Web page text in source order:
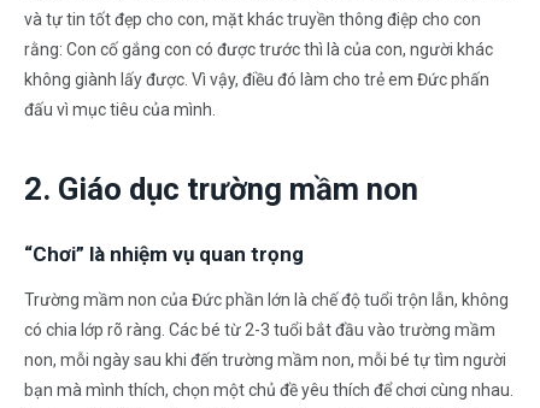
và tự tin tốt đẹp cho con, mặt khác truyền thông điệp cho con
rằng: Con cố gắng con có được trước thì là của con, người khác
không giành lấy được. Vì vậy, điều đó làm cho trẻ em Đức phấn
đấu vì mục tiêu của mình.
2. Giáo dục trường mầm non
“Chơi” là nhiệm vụ quan trọng
Trường mầm non của Đức phần lớn là chế độ tuổi trộn lẫn, không
có chia lớp rõ ràng. Các bé từ 2-3 tuổi bắt đầu vào trường mầm
non, mỗi ngày sau khi đến trường mầm non, mỗi bé tự tìm người
bạn mà mình thích, chọn một chủ đề yêu thích để chơi cùng nhau.